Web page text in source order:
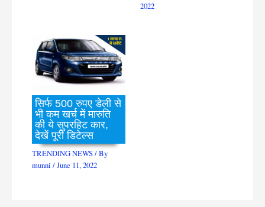
2022
सिर्फ 500 रुपए डेली से
भी कम खर्च में मारुति
की ये सुपरहिट कार,
देखें पूरी डिटेल्स
TRENDING NEWS/ By
munni/June 11, 2022